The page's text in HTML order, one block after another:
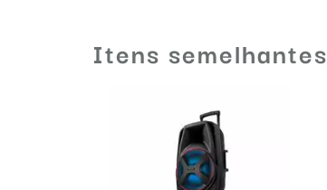
Itens semelhantes